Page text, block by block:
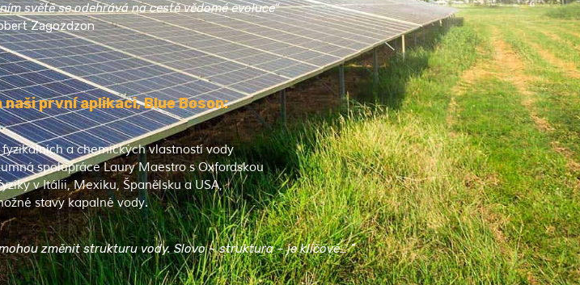
světě se odehrává na cestě vědomé evoluce“
Zagozdzon
první aplikaci, Blue Boson:
a chemických vlastností vody
spolupráce Laury Maestro s Oxfordskou
v Itálii, Mexiku, Španělsku a USA,
stavy kapalné vody.
změnit strukturu vody. Slovo – struktura – je klíčové… ”